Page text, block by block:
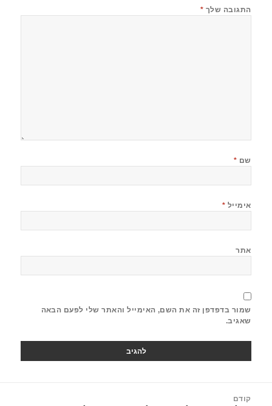
התגובה שלך *
שם *
אימייל *
אתר
שמור בדפדפן זה את השם, האימייל והאתר שלי לפעם הבאה
שאגיב.
קודם